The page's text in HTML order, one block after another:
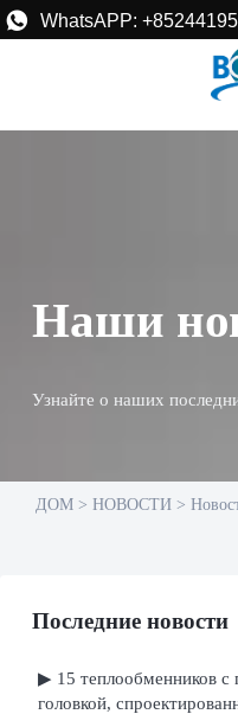
 WhatsAPP:
Наши
Узнайте о наших
ДОМ > НОВОСТИ >
Последние новости
▶ 15 теплообменников с
головкой,